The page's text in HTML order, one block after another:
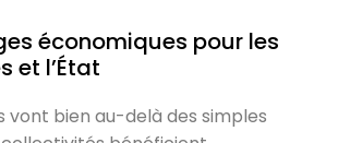
économiques pour les
et l’État
vont bien au-delà des simples